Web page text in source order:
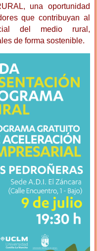
una oportunidad
que contribuyan al
del medio rural,
de forma sostenible.